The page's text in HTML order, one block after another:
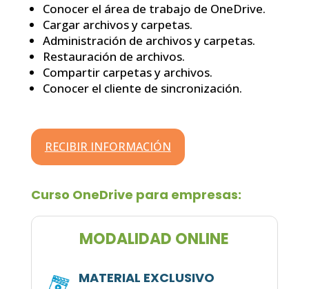
Conocer el área de trabajo de OneDrive.
Cargar archivos y carpetas.
Administración de archivos y carpetas.
Restauración de archivos.
Compartir carpetas y archivos.
Conocer el cliente de sincronización.
RECIBIR INFORMACIÓN
Curso OneDrive para empresas:
MODALIDAD ONLINE
MATERIAL EXCLUSIVO